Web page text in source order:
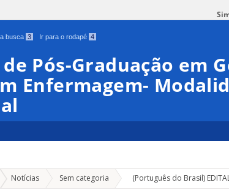
busca 3 Ir para o rodapé 4
Pós-Graduação em
Enfermagem-
Notícias Sem categoria » (Português do Brasil) EDITAL